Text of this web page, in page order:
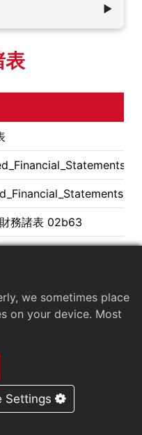
▼
表
務諸表 02b63
務諸表 b63
務諸表 02b63
務報告 b63
63
お問い合わせ
we sometimes place
on your device. Most
Settings